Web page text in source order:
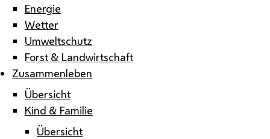
Energie
Wetter
Umweltschutz
Forst & Landwirtschaft
Zusammenleben
Übersicht
Kind & Familie
Übersicht